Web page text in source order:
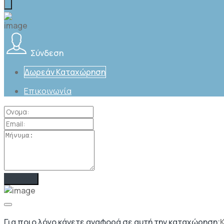
Σύνδεση
Δωρεάν Καταχώρηση
Επικοινωνία